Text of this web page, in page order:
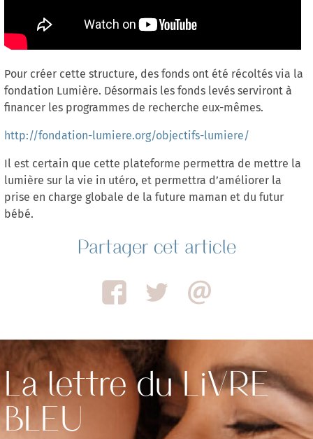
Pour créer cette structure, des fonds ont été récoltés via la
fondation Lumière. Désormais les fonds levés serviront à
financer les programmes de recherche eux-mêmes.
http://fondation-lumiere.org/objectifs-lumiere/
Il est certain que cette plateforme permettra de mettre la
lumière sur la vie in utéro, et permettra d’améliorer la
prise en charge globale de la future maman et du futur
bébé.
Partager cet article
La lettre du LiVRE
BLEU